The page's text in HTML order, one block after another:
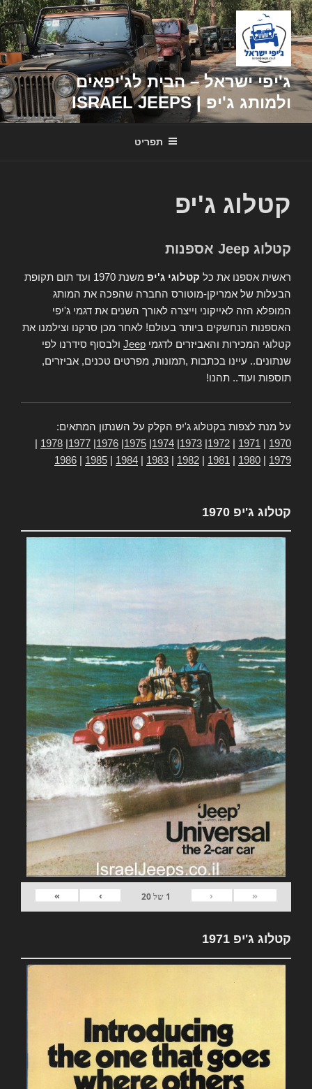
דילוג
לתוכן
ג'יפי ישראל – הבית לג'יפאים
ולמותג ג'יפ | ISRAEL JEEPS
תפריט
קטלוג ג'יפ
קטלוג Jeep אספנות
ראשית אספנו את כל קטלוגי ג'יפ
משנת 1970 ועד תום תקופת
הבעלות של אמריקן-מוטורס החברה שהפכה את המותג
המופלא הזה לאייקוני וייצרה לאורך השנים את דגמי ג'יפי
האספנות הנחשקים ביותר בעולם! לאחר מכן סרקנו וצילמנו את
קטלוגי המכירות והאביזרים לדגמי Jeep ולבסוף סידרנו לפי
שנתונים.. עיינו בכתבות ,תמונות, מפרטים טכנים, אביזרים,
תוספות ועוד.. תהנו!
על מנת לצפות בקטלוג ג'יפ הקלק על השנתון המתאים:
1970
1971
1972
1973
1974
1975
1976
1977
1978
1979
1980
1981
1982
1983
1984
1985
1986
קטלוג ג'יפ 1970
«
‹
1 של20
›
»
קטלוג ג'יפ 1971